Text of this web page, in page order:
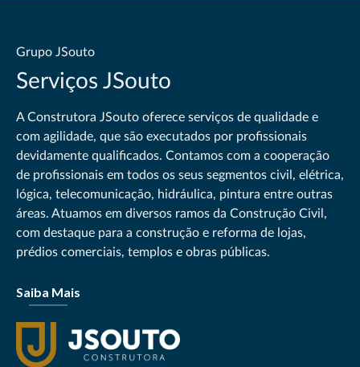
Grupo JSouto
Serviços JSouto
A Construtora JSouto oferece serviços de qualidade e
com agilidade, que são executados por profissionais
devidamente qualificados. Contamos com a cooperação
de profissionais em todos os seus segmentos civil, elétrica,
lógica, telecomunicação, hidráulica, pintura entre outras
áreas. Atuamos em diversos ramos da Construção Civil,
com destaque para a construção e reforma de lojas,
prédios comerciais, templos e obras públicas.
Saiba Mais